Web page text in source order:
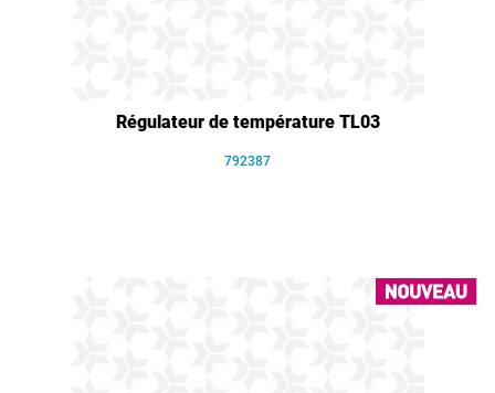
Régulateur de température TL03
792387